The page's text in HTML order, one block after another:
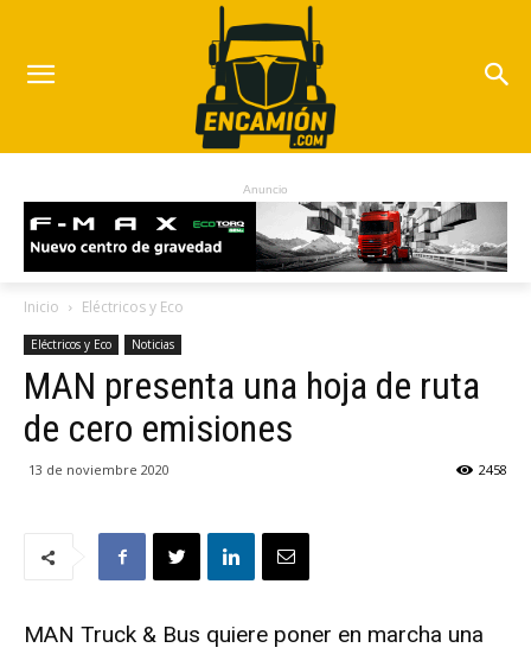
Anuncio
Inicio Eléctricos y Eco
Eléctricos y Eco Noticias
MAN presenta una hoja de ruta
de cero emisiones
13 de noviembre 2020 2458
MAN Truck & Bus quiere poner en marcha una